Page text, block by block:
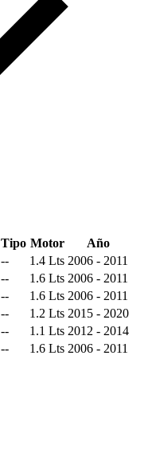
Tipo Motor
Año
-- 1.4 Lts 2006 - 2011
-- 1.6 Lts 2006 - 2011
-- 1.6 Lts 2006 - 2011
-- 1.2 Lts 2015 - 2020
-- 1.1 Lts 2012 - 2014
-- 1.6 Lts 2006 - 2011